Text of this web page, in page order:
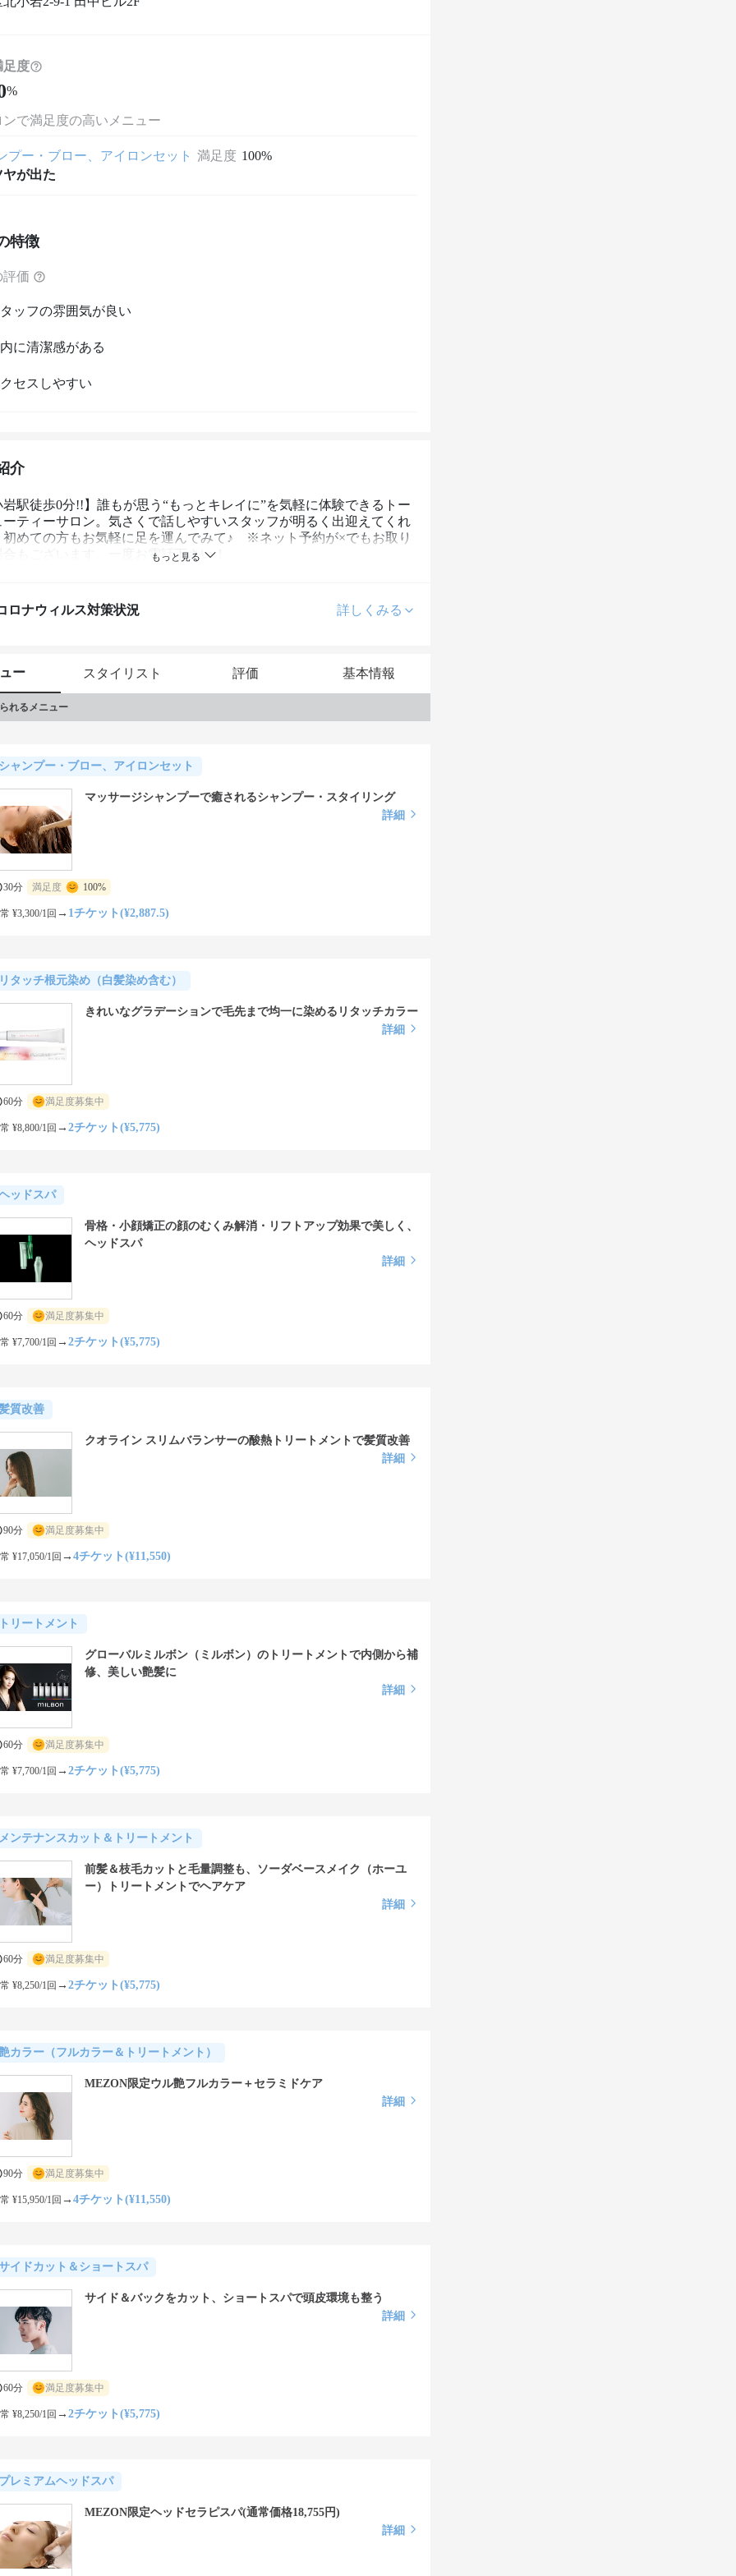
足度
%
で満足度の高いメニュー
プー・ブロー、アイロンセット 満足度 100%
が出た
特徴
評価
ッフの雰囲気が良い
に清潔感がある
セスしやすい
介
駅徒歩0分!!】誰もが思う“もっとキレイに”を気軽に体験できるトー
ーティーサロン。気さくで話しやすいスタッフが明るく出迎えてくれ
初めての方もお気軽に足を運んでみて♪　※ネット予約が×でもお取り
もございます。一度お電話下さい！
ロナウィルス対策状況 詳しくみる
ー スタイリスト 評価 基本情報
れるメニュー
ャンプー・ブロー、アイロンセット
マッサージシャンプーで癒されるシャンプー・スタイリング
詳細
30分 満足度 100%
¥3,300/1回 → 1チケット(¥2,887.5)
タッチ根元染め（白髪染め含む）
きれいなグラデーションで毛先まで均一に染めるリタッチカラー
詳細
60分 満足度募集中
¥8,800/1回 → 2チケット(¥5,775)
ッドスパ
骨格・小顔矯正の顔のむくみ解消・リフトアップ効果で美しく、
ヘッドスパ
詳細
60分 満足度募集中
¥7,700/1回 → 2チケット(¥5,775)
質改善
クオライン スリムバランサーの酸熱トリートメントで髪質改善
詳細
90分 満足度募集中
¥17,050/1回 → 4チケット(¥11,550)
リートメント
グローバルミルボン（ミルボン）のトリートメントで内側から補
修、美しい艶髪に
詳細
60分 満足度募集中
¥7,700/1回 → 2チケット(¥5,775)
ンテナンスカット＆トリートメント
前髪＆枝毛カットと毛量調整も、ソーダベースメイク（ホーユ
ー）トリートメントでヘアケア
詳細
60分 満足度募集中
¥8,250/1回 → 2チケット(¥5,775)
カラー（フルカラー＆トリートメント）
MEZON限定ウル艶フルカラー＋セラミドケア
詳細
90分 満足度募集中
¥15,950/1回 → 4チケット(¥11,550)
イドカット＆ショートスパ
サイド＆バックをカット、ショートスパで頭皮環境も整う
詳細
60分 満足度募集中
¥8,250/1回 → 2チケット(¥5,775)
レミアムヘッドスパ
MEZON限定ヘッドセラピスパ(通常価格18,755円)
詳細